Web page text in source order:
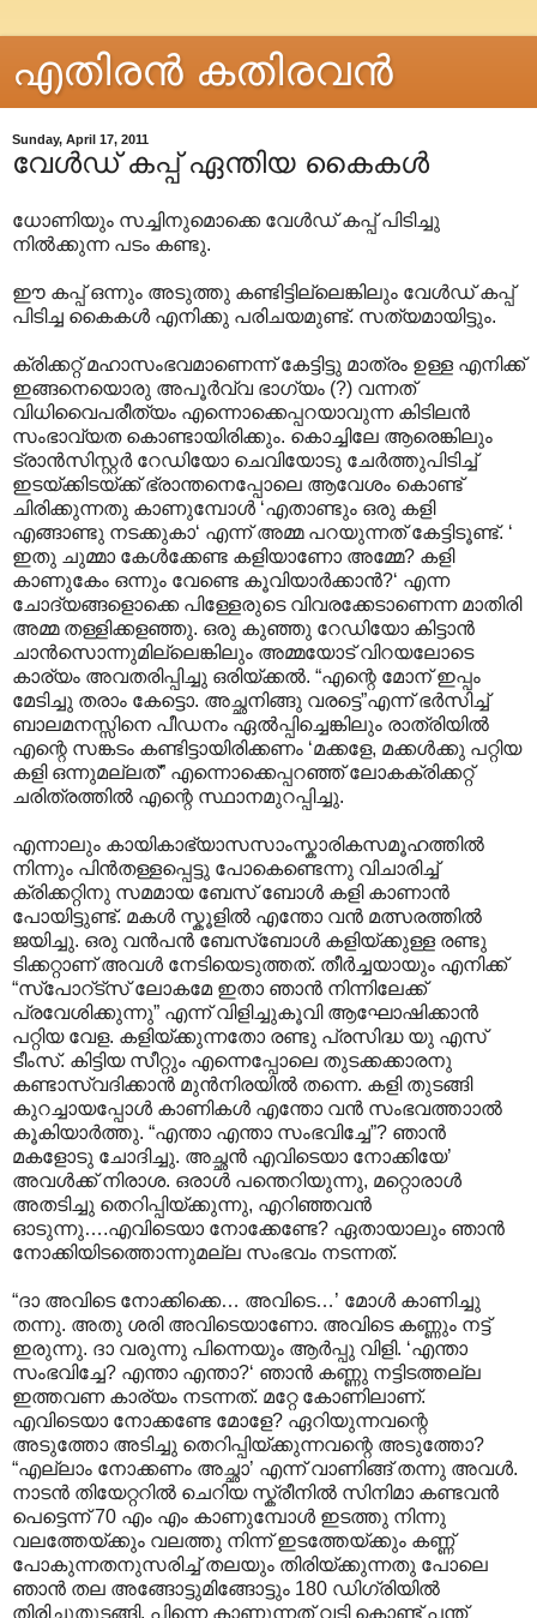
എതിരന്‍ കതിരവന്‍
Sunday, April 17, 2011
വേൾഡ് കപ്പ് ഏന്തിയ കൈകൾ
ധോണിയും സച്ചിനുമൊക്കെ വേൾഡ് കപ്പ് പിടിച്ചു
നിൽക്കുന്ന പടം കണ്ടു.
ഈ കപ്പ് ഒന്നും അടുത്തു കണ്ടിട്ടില്ലെങ്കിലും വേൾഡ് കപ്പ്
പിടിച്ച കൈകൾ എനിക്കു പരിചയമുണ്ട്. സത്യമായിട്ടും.
ക്രിക്കറ്റ് മഹാസംഭവമാണെന്ന് കേട്ടിട്ടു മാത്രം ഉള്ള എനിക്ക്
ഇങ്ങനെയൊരു അപൂർവ്വ ഭാഗ്യം (?) വന്നത്
വിധിവൈപരീത്യം എന്നൊക്കെപ്പറയാവുന്ന കിടിലൻ
സംഭാവ്യത കൊണ്ടായിരിക്കും. കൊച്ചിലേ ആരെങ്കിലും
ട്രാൻസിസ്റ്റർ റേഡിയോ ചെവിയോടു ചേർത്തുപിടിച്ച്
ഇടയ്ക്കിടയ്ക്ക് ഭ്രാന്തനെപ്പോലെ ആവേശം കൊണ്ട്
ചിരിക്കുന്നതു കാണുമ്പോൾ ‘എതാണ്ടും ഒരു കളി
എങ്ങാണ്ടു നടക്കുകാ‘ എന്ന് അമ്മ പറയുന്നത് കേട്ടിടൂണ്ട്. ‘
ഇതു ചുമ്മാ കേൾക്കേണ്ട കളിയാണോ അമ്മേ? കളി
കാണുകേം ഒന്നും വേണ്ടെ കൂവിയാർക്കാൻ?‘ എന്ന
ചോദ്യങ്ങളൊക്കെ പിള്ളേരുടെ വിവരക്കേടാണെന്ന മാതിരി
അമ്മ തള്ളിക്കളഞ്ഞു. ഒരു കുഞ്ഞു റേഡിയോ കിട്ടാൻ
ചാൻസൊന്നുമില്ലെങ്കിലും അമ്മയോട് വിറയലോടെ
കാര്യം അവതരിപ്പിച്ചു ഒരിയ്ക്കൽ. “എന്റെ മോന് ഇപ്പം
മേടിച്ചു തരാം കേട്ടൊ. അച്ഛനിങ്ങു വരട്ടെ”എന്ന് ഭർസിച്ച്
ബാലമനസ്സിനെ പീഡനം ഏൽപ്പിച്ചെങ്കിലും രാത്രിയിൽ
എന്റെ സങ്കടം കണ്ടിട്ടായിരിക്കണം ‘മക്കളേ, മക്കൾക്കു പറ്റിയ
കളി ഒന്നുമല്ലത്” എന്നൊക്കെപ്പറഞ്ഞ് ലോകക്രിക്കറ്റ്
ചരിത്രത്തിൽ എന്റെ സ്ഥാനമുറപ്പിച്ചു.
എന്നാലും കായികാഭ്യാസസാംസ്കാരികസമൂഹത്തിൽ
നിന്നും പിൻതള്ളപ്പെട്ടു പോകെണ്ടെന്നു വിചാരിച്ച്
ക്രിക്കറ്റിനു സമമായ ബേസ് ബോൾ കളി കാണാൻ
പോയിട്ടുണ്ട്. മകൾ സ്കൂളിൽ എന്തോ വൻ മത്സരത്തിൽ
ജയിച്ചു. ഒരു വൻപൻ ബേസ്ബോൾ കളിയ്ക്കുള്ള രണ്ടു
ടിക്കറ്റാണ് അവൾ നേടിയെടുത്തത്. തീർച്ചയായും എനിക്ക്
“സ്പോറ്ട്സ് ലോകമേ ഇതാ ഞാൻ നിന്നിലേക്ക്
പ്രവേശിക്കുന്നു” എന്ന് വിളിച്ചുകൂവി ആഘോഷിക്കാൻ
പറ്റിയ വേള. കളിയ്ക്കുന്നതോ രണ്ടു പ്രസിദ്ധ യു എസ്
ടീംസ്. കിട്ടിയ സീറ്റും എന്നെപ്പോലെ തുടക്കക്കാരനു
കണ്ടാസ്വദിക്കാൻ മുൻനിരയിൽ തന്നെ. കളി തുടങ്ങി
കുറച്ചായപ്പോൾ കാണികൾ എന്തോ വൻ സംഭവത്താ‍ാൽ
കൂകിയാർത്തു. “എന്താ എന്താ സംഭവിച്ചേ”? ഞാൻ
മകളോടു ചോദിച്ചു. അച്ഛൻ എവിടെയാ നോക്കിയേ’
അവൾക്ക് നിരാശ. ഒരാൾ പന്തെറിയുന്നു, മറ്റൊരാൾ
അതടിച്ചു തെറിപ്പിയ്ക്കുന്നു, എറിഞ്ഞവൻ
ഓടുന്നു….എവിടെയാ നോക്കേണ്ടേ? ഏതായാലും ഞാൻ
നോക്കിയിടത്തൊന്നുമല്ല സംഭവം നടന്നത്.
“ദാ അവിടെ നോക്കിക്കെ… അവിടെ…’ മോൾ കാണിച്ചു
തന്നു. അതു ശരി അവിടെയാണോ. അവിടെ കണ്ണും നട്ട്
ഇരുന്നു. ദാ വരുന്നു പിന്നെയും ആർപ്പു വിളി. ‘എന്താ
സംഭവിച്ചേ? എന്താ എന്താ?‘ ഞാൻ കണ്ണു നട്ടിടത്തല്ല
ഇത്തവണ കാര്യം നടന്നത്. മറ്റേ കോണിലാണ്.
എവിടെയാ നോക്കണ്ടേ മോളേ? ഏറിയുന്നവന്റെ
അടുത്തോ അടിച്ചു തെറിപ്പിയ്ക്കുന്നവന്റെ അടുത്തോ?
“എല്ലാം നോക്കണം അച്ഛാ’ എന്ന് വാണിങ്ങ് തന്നു അവൾ.
നാടൻ തിയേറ്ററിൽ ചെറിയ സ്ക്രീനിൽ സിനിമാ കണ്ടവൻ
പെട്ടെന്ന് 70 എം എം കാണുമ്പോൾ ഇടത്തു നിന്നു
വലത്തേയ്ക്കും വലത്തു നിന്ന് ഇടത്തേയ്ക്കും കണ്ണ്
പോകുന്നതനുസരിച്ച് തലയും തിരിയ്ക്കുന്നതു പോലെ
ഞാൻ തല അങ്ങോട്ടുമിങ്ങോട്ടും 180 ഡിഗ്രിയിൽ
തിരിച്ചുതുടങ്ങി. പിന്നെ കാണുന്നത് വടി കൊണ്ട് പന്ത്